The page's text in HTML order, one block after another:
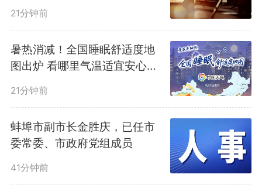
草坪上晒太阳，一些身体比较硬朗
的爷爷奶奶则在音乐伴奏下舞起了
彩带龙，现场氛围热闹又温馨。
“我们是2010年开业的公建民
营养老院，2014年转型为护理
院。”红叶林养老创始人付林告诉
21分钟前
暑热消减！全国睡眠舒适度地
图出炉 看哪里气温适宜安心入
21分钟前
蚌埠市副市长金胜庆，已任市
委常委、市政府党组成员
41分钟前